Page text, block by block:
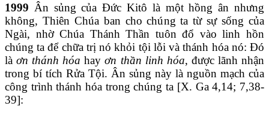
1999 Ân sủng của Đức Kitô là một hồng ân nhưng
không, Thiên Chúa ban cho chúng ta từ sự sống của
Ngài, nhờ Chúa Thánh Thần tuôn đổ vào linh hồn
chúng ta để chữa trị nó khỏi tội lỗi và thánh hóa nó: Đó
làơn thánh hóa hayơn thần linh hóa, được lãnh nhận
trong bí tích Rửa Tội. Ân sủng này là nguồn mạch của
công trình thánh hóa trong chúng ta [X. Ga 4,14; 7,38-
39]: